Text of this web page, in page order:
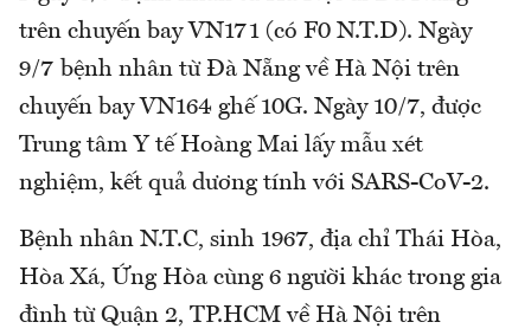
trên chuyến bay VN171 (có F0 N.T.D). Ngày
9/7 bệnh nhân từ Đà Nẵng về Hà Nội trên
chuyến bay VN164 ghế 10G. Ngày 10/7, được
Trung tâm Y tế Hoàng Mai lấy mẫu xét
nghiệm, kết quả dương tính với SARS-CoV-2.
Bệnh nhân N.T.C, sinh 1967, địa chỉ Thái Hòa,
Hòa Xá, Ứng Hòa cùng 6 người khác trong gia
đình từ Quận 2, TP.HCM về Hà Nội trên